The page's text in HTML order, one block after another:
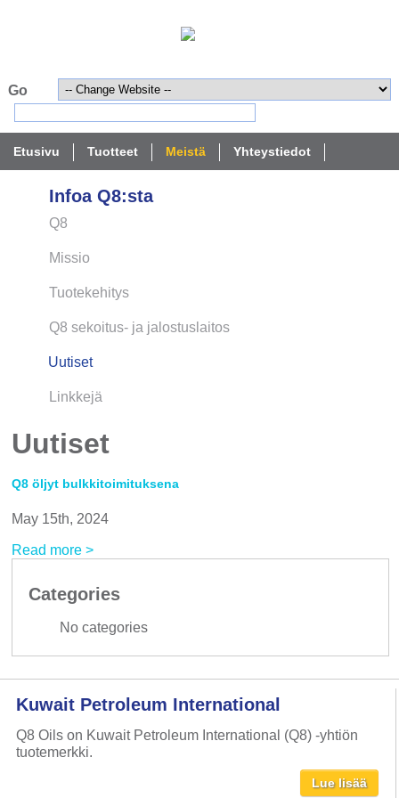
Etusivu Tuotteet Meistä Yhteystiedot
Infoa Q8:sta
Q8
Missio
Tuotekehitys
Q8 sekoitus- ja jalostuslaitos
Uutiset
Linkkejä
Uutiset
Q8 öljyt bulkkitoimituksena
May 15th, 2024
Read more >
Categories
No categories
Kuwait Petroleum International
Q8 Oils on Kuwait Petroleum International (Q8) -yhtiön
tuotemerkki.
Lue lisää